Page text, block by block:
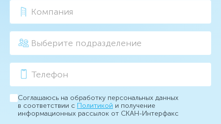
Соглашаюсь на обработку персональных данных
в соответствии с Политикой и получение
информационных рассылок от СКАН-Интерфакс